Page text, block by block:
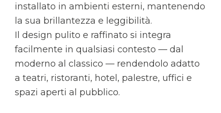
installato in ambienti esterni, mantenendo
la sua brillantezza e leggibilità.
Il design pulito e raffinato si integra
facilmente in qualsiasi contesto — dal
moderno al classico — rendendolo adatto
a teatri, ristoranti, hotel, palestre, uffici e
spazi aperti al pubblico.